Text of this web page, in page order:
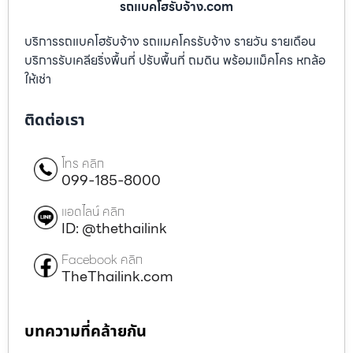
รถแบคโฮรับจ้าง.com
บริการรถแบคโฮรับจ้าง รถแมคโครรับจ้าง รายวัน รายเดือน
บริการรับเคลียริ่งพื้นที่ ปรับพื้นที่ ถมดิน พร้อมแม็คโคร หกล้อ
ให้เช่า
ติดต่อเรา
โทร คลิก
099-185-8000
แอดไลน์ คลิก
ID: @thethailink
Facebook คลิก
TheThailink.com
บทความที่คล้ายกัน